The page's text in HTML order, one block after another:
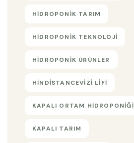
HIDROPONIK TARIM
HIDROPONIK TEKNOLOJI
HIDROPONIK ÜRÜNLER
HINDISTANCEVIZI LIFI
KAPALI ORTAM HIDROPONIĞI
KAPALI TARIM